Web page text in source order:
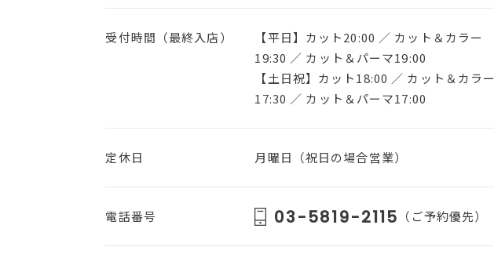
受付時間（最終入店）
【平日】カット20:00 ／ カット＆カラー
19:30 ／ カット＆パーマ19:00
【土日祝】カット18:00 ／ カット＆カラー
17:30 ／ カット＆パーマ17:00
定休日 月曜日（祝日の場合営業）
電話番号 03-5819-2115 （ご予約優先）